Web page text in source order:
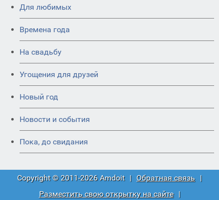
Для любимых
Времена года
На свадьбу
Угощения для друзей
Новый год
Новости и события
Пока, до свидания
Copyright © 2011-2026 Amdoit | Обратная связь |
Разместить свою открытку на сайте
|